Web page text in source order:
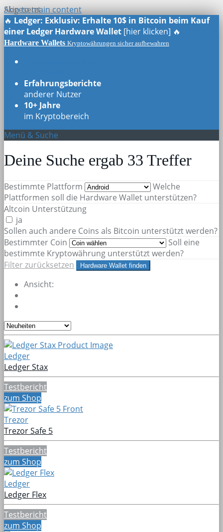
Skip to main content
🔥 Ledger: Exklusiv: Erhalte 10$ in Bitcoin beim Kauf
einer Ledger Hardware Wallet [hier klicken] 🔥
Hardware Wallets Kryptowährungen sicher aufbewahren
Erfahrungsberichte
anderer Nutzer
10+ Jahre
im Kryptobereich
Menü & Suche
Deine Suche ergab 33 Treffer
Bestimmte Plattform
Welche
Plattformen soll die Hardware Wallet unterstützen?
Altcoin Unterstützung
ja
Sollen auch andere Coins als Bitcoin unterstützt werden?
Bestimmter Coin
Soll eine
bestimmte Kryptowährung unterstützt werden?
Filter zurücksetzen
Hardware Wallet finden
Ansicht:
Ledger
Ledger Stax
Testbericht
zum Shop
Trezor
Trezor Safe 5
Testbericht
zum Shop
Ledger
Ledger Flex
Testbericht
zum Shop
Abgesetzt